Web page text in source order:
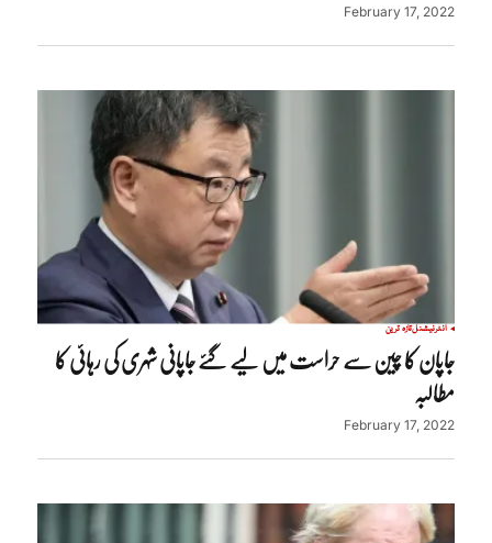
February 17, 2022
انٹرنیشنلتازہ ترین
جاپان کا چین سے حراست میں لیے گئے جاپانی شہری کی رہائی کا
مطالبہ
February 17, 2022